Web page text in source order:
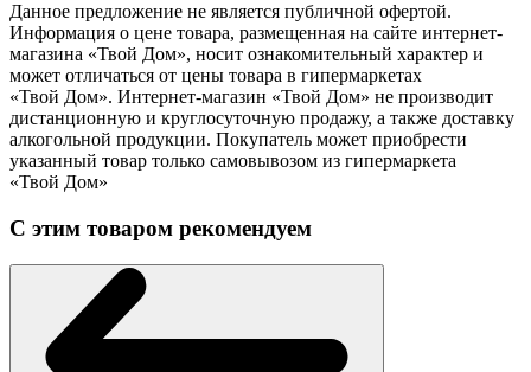
Данное предложение не является публичной офертой.
Информация о цене товара, размещенная на сайте интернет-
магазина «Твой Дом», носит ознакомительный характер и
может отличаться от цены товара в гипермаркетах
«Твой Дом». Интернет-магазин «Твой Дом» не производит
дистанционную и круглосуточную продажу, а также доставку
алкогольной продукции. Покупатель может приобрести
указанный товар только самовывозом из гипермаркета
«Твой Дом»
С этим товаром рекомендуем